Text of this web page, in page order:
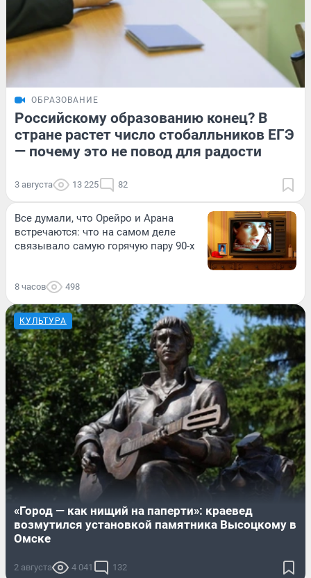
ОБРАЗОВАНИЕ
Российскому образованию конец? В
стране растет число стобалльников ЕГЭ
— почему это не повод для радости
3 августа 13 225 82
Все думали, что Орейро и Арана
встречаются: что на самом деле
связывало самую горячую пару 90-х
8 часов 498
КУЛЬТУРА
«Город — как нищий на паперти»: краевед
возмутился установкой памятника Высоцкому в
Омске
2 августа 4 041 132